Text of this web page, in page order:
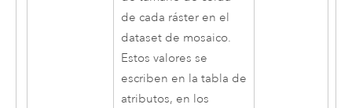
de cada ráster en el
dataset de mosaico.
Estos valores se
escriben en la tabla de
atributos, en los